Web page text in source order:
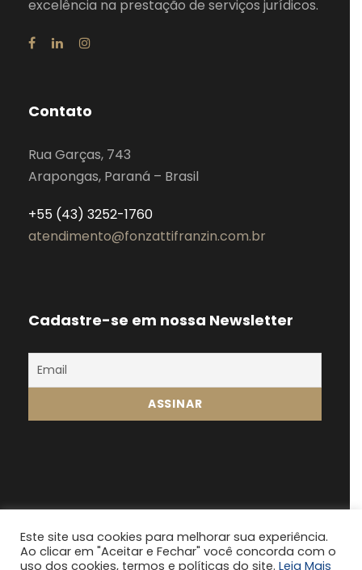
excelência na prestação de serviços jurídicos.
Contato
Rua Garças, 743
Arapongas, Paraná – Brasil
+55 (43) 3252-1760
atendimento@fonzattifranzin.com.br
Cadastre-se em nossa Newsletter
Fonsatti Franzin 2024, Todos os direitos
Este site usa cookies para melhorar sua experiência.
Ao clicar em "Aceitar e Fechar" você concorda com o
uso dos cookies, termos e políticas do site. Leia Mais